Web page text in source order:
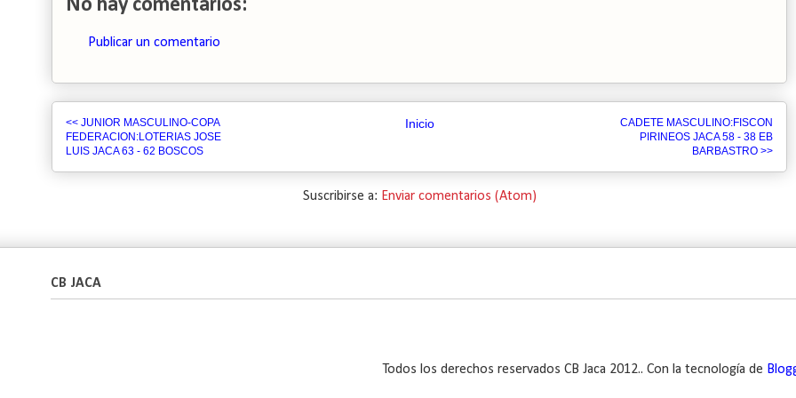
No hay comentarios:
Publicar un comentario
<< JUNIOR MASCULINO-COPA
FEDERACION:LOTERIAS JOSE
LUIS JACA 63 - 62 BOSCOS
CADETE MASCULINO:FISCON
PIRINEOS JACA 58 - 38 EB
BARBASTRO >>
Inicio
Suscribirse a: Enviar comentarios (Atom)
CB JACA
Todos los derechos reservados CB Jaca 2012.. Con la tecnología de